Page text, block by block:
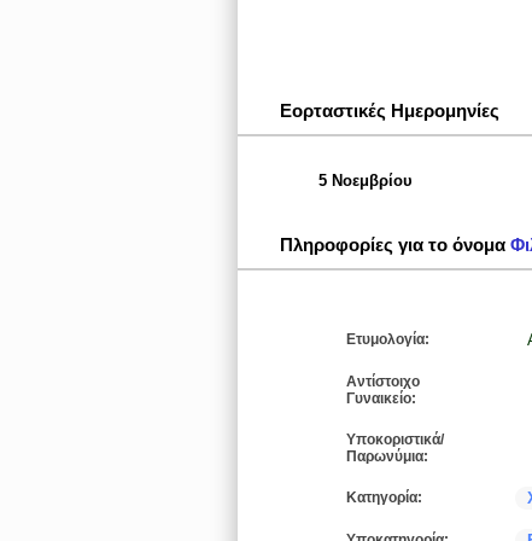
Εορταστικές Ημερομηνίες
5 Νοεμβρίου
Πληροφορίες για το όνομα
Ετυμολογία:
Αντίστοιχο
Γυναικείο:
Υποκοριστικά/
Παρωνύμια:
Κατηγορία: